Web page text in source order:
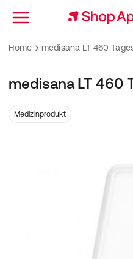
Menü
Home medisana LT 460
medisana LT 460
Medizinprodukt